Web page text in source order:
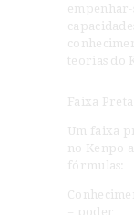
empenhar-
teorias do
Faixa Preta:
Um faixa
no Kenpo
fórmulas:
= poder